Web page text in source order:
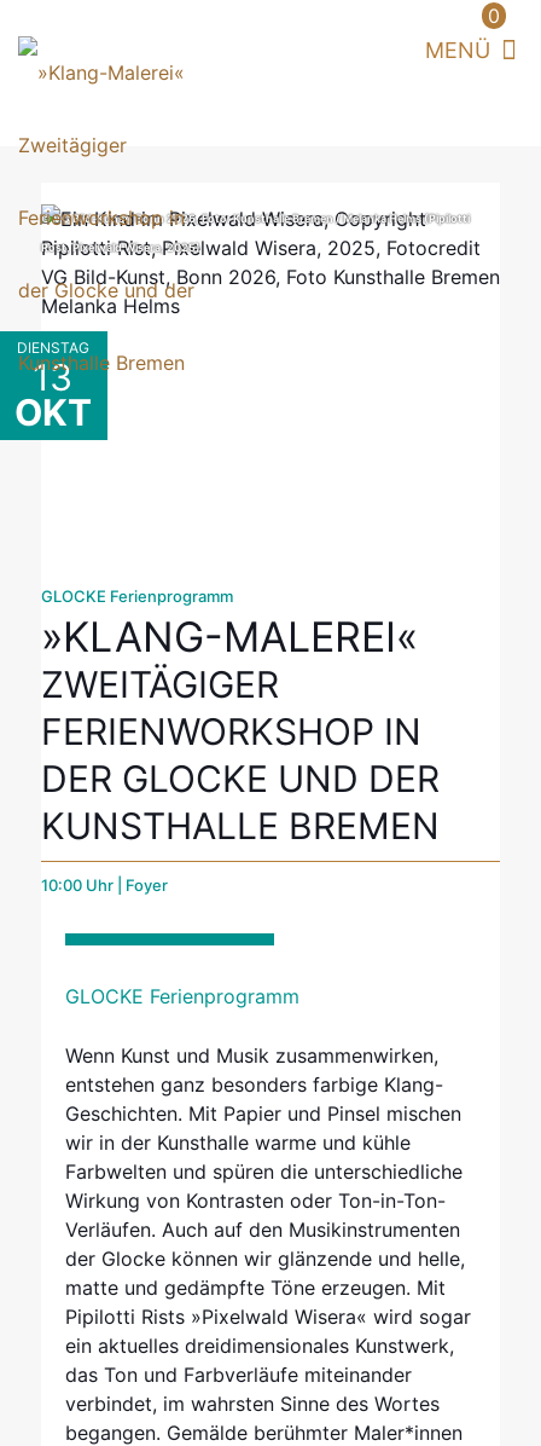
0
DIENSTAG
13
OKT
© VG Bild-Kunst, Bonn 2026, Foto: Kunsthalle Bremen / Melanka Helms (Pipilotti
Rost, Pixelwald Wisera, 2025)
GLOCKE Ferienprogramm
»KLANG-MALEREI«
ZWEITÄGIGER
FERIENWORKSHOP IN
DER GLOCKE UND DER
KUNSTHALLE BREMEN
10:00 Uhr | Foyer
GLOCKE Ferienprogramm
Wenn Kunst und Musik zusammenwirken,
entstehen ganz besonders farbige Klang-
Geschichten. Mit Papier und Pinsel mischen
wir in der Kunsthalle warme und kühle
Farbwelten und spüren die unterschiedliche
Wirkung von Kontrasten oder Ton-in-Ton-
Verläufen. Auch auf den Musikinstrumenten
der Glocke können wir glänzende und helle,
matte und gedämpfte Töne erzeugen. Mit
Pipilotti Rists »Pixelwald Wisera« wird sogar
ein aktuelles dreidimensionales Kunstwerk,
das Ton und Farbverläufe miteinander
verbindet, im wahrsten Sinne des Wortes
begangen. Gemälde berühmter Maler*innen